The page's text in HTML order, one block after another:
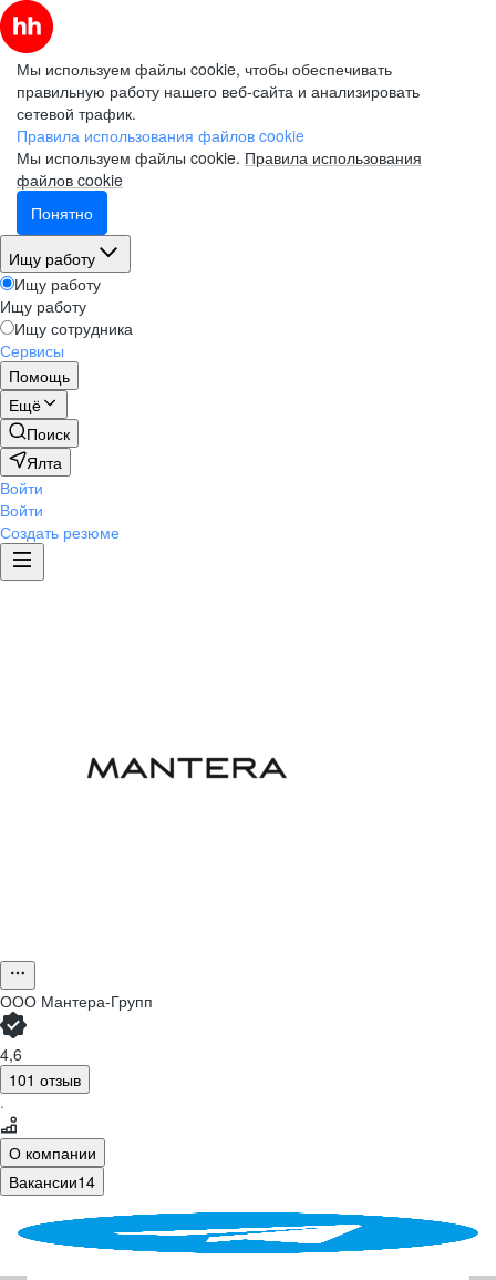
Мы используем файлы cookie, чтобы обеспечивать
правильную работу нашего веб-сайта и анализировать
сетевой трафик.
Правила использования файлов cookie
Мы используем файлы cookie. Правила использования
файлов cookie
Понятно
Ищу работу
Ищу работу
Ищу работу
Ищу сотрудника
Сервисы
Помощь
Ещё
Поиск
Ялта
Войти
Войти
Создать резюме
ООО Мантера-Групп
4,6
101 отзыв
·
О компании
Вакансии14